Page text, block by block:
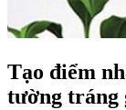
Tạo điểm
tường tráng